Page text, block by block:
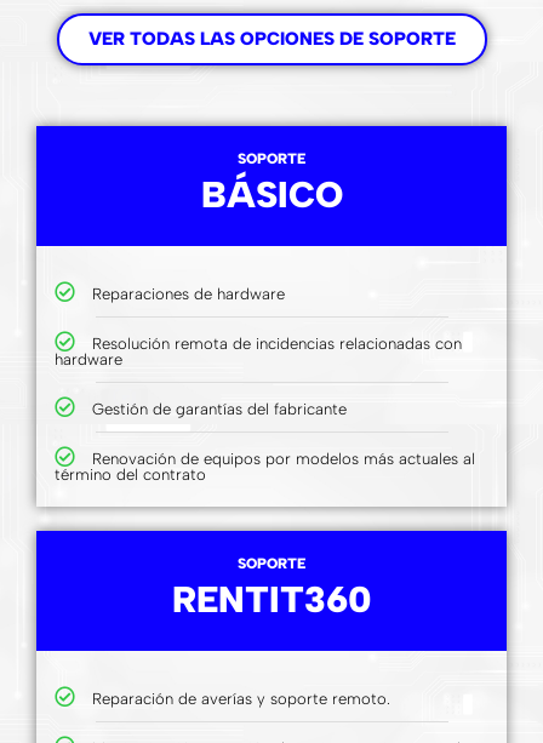
SOPORTE
BÁSICO
Reparaciones de hardware
Resolución remota de incidencias relacionadas con
hardware
Gestión de garantías del fabricante
Renovación de equipos por modelos más actuales al
término del contrato
SOPORTE
RENTIT360
Reparación de averías y soporte remoto.
VER TODAS LAS OPCIONES DE SOPORTE